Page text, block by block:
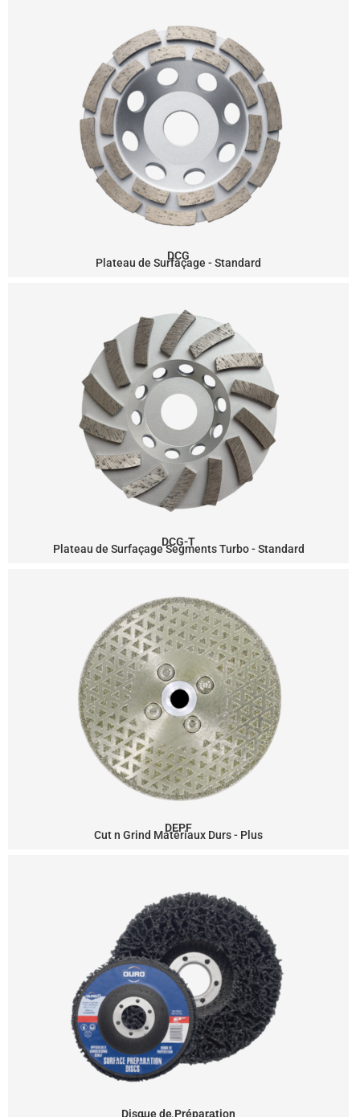
DCG
Plateau de Surfaçage - Standard
DCG-T
Plateau de Surfaçage Segments Turbo - Standard
DEPF
Cut n Grind Matériaux Durs - Plus
Disque de Préparation